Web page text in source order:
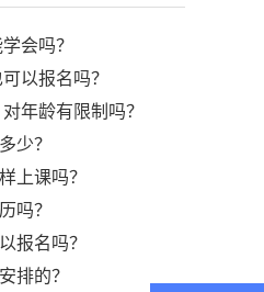
会吗？
以报名吗？
年龄有限制吗？
少？
上课吗？
吗？
报名吗？
排的？